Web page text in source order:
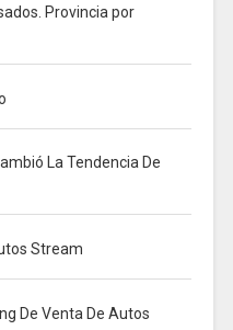
Provincia por
La Tendencia De
Stream
De Venta De Autos